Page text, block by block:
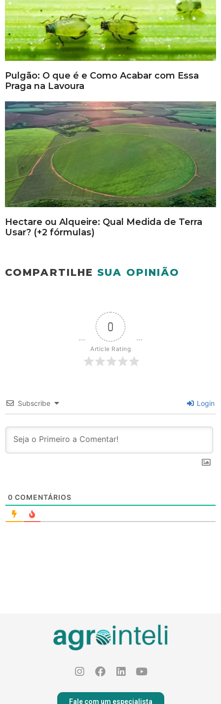
Pulgão: O que é e Como Acabar com Essa
Praga na Lavoura
Hectare ou Alqueire: Qual Medida de Terra
Usar? (+2 fórmulas)
COMPARTILHE SUA OPINIÃO
0
Article Rating
Subscribe Login
0 COMENTÁRIOS
Fale com um especialista